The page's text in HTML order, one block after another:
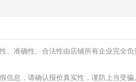
、准确性、合法性由店铺所有企业完全负
息，请确认报价真实性，谨防上当受骗